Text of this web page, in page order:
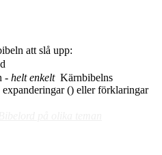
att slå upp:
- helt enkelt Kärnbibelns
expanderingar () eller förklaringar